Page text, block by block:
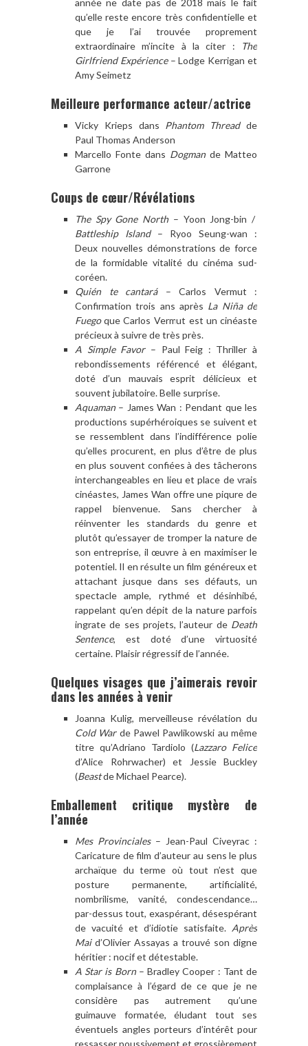
année ne date pas de 2018 mais le fait
qu’elle reste encore très confidentielle et
que je l’ai trouvée proprement
extraordinaire m’incite à la citer :
The
Girlfriend Expérience– Lodge Kerrigan et
Amy Seimetz
Meilleure performance acteur/actrice
Vicky Krieps dans Phantom Threadde
Paul Thomas Anderson
Marcello Fonte dans Dogmande Matteo
Garrone
Coups de cœur/Révélations
The Spy Gone North– Yoon Jong-bin /
Battleship Island– Ryoo Seung-wan :
Deux nouvelles démonstrations de force
de la formidable vitalité du cinéma sud-
coréen.
Quién te cantará– Carlos Vermut :
Confirmation trois ans après La Niña de
Fuegoque Carlos Vermut est un cinéaste
précieux à suivre de très près.
A Simple Favor– Paul Feig : Thriller à
rebondissements référencé et élégant,
doté d’un mauvais esprit délicieux et
souvent jubilatoire. Belle surprise.
Aquaman– James Wan : Pendant que les
productions supérhéroiques se suivent et
se ressemblent dans l’indifférence polie
qu’elles procurent, en plus d’être de plus
en plus souvent confiées à des tâcherons
interchangeables en lieu et place de vrais
cinéastes, James Wan offre une piqure de
rappel bienvenue. Sans chercher à
réinventer les standards du genre et
plutôt qu’essayer de tromper la nature de
son entreprise, il œuvre à en maximiser le
potentiel. Il en résulte un film généreux et
attachant jusque dans ses défauts, un
spectacle ample, rythmé et désinhibé,
rappelant qu’en dépit de la nature parfois
ingrate de ses projets, l’auteur de Death
Sentence, est doté d’une virtuosité
certaine. Plaisir régressif de l’année.
Quelques visages que j’aimerais revoir
dans les années à venir
Joanna Kulig, merveilleuse révélation du
Cold Warde Pawel Pawlikowski au même
titre qu’Adriano Tardiolo (Lazzaro Felice
d’Alice Rohrwacher) et Jessie Buckley
(Beastde Michael Pearce).
Emballement critique mystère de
l’année
Mes Provinciales– Jean-Paul Civeyrac :
Caricature de film d’auteur au sens le plus
archaïque du terme où tout n’est que
posture permanente, artificialité,
nombrilisme, vanité, condescendance…
par-dessus tout, exaspérant, désespérant
de vacuité et d’idiotie satisfaite. Après
Maid’Olivier Assayas a trouvé son digne
héritier : nocif et détestable.
A Star is Born– Bradley Cooper : Tant de
complaisance à l’égard de ce que je ne
considère pas autrement qu’une
guimauve formatée, éludant tout ses
éventuels angles porteurs d’intérêt pour
ressasser poussivement et grossièrement